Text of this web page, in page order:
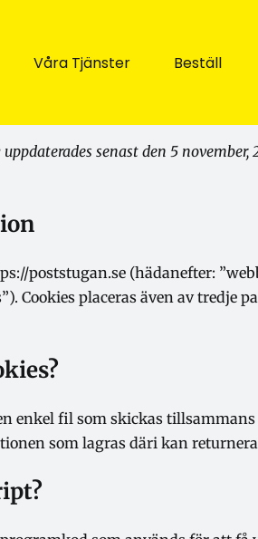
Våra Tjänster Beställ
senast den 5
poststugan.se (hädanefter:
Cookies placeras även av
enkel fil som skickas
som lagras däri kan